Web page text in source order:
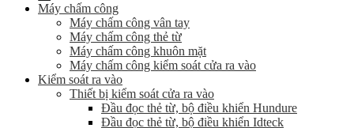
Máy chấm công
Máy chấm công vân tay
Máy chấm công thẻ từ
Máy chấm công khuôn mặt
Máy chấm công kiểm soát cửa ra vào
Kiểm soát ra vào
Thiết bị kiểm soát cửa ra vào
Đầu đọc thẻ từ, bộ điều khiển Hundure
Đầu đọc thẻ từ, bộ điều khiển Idteck